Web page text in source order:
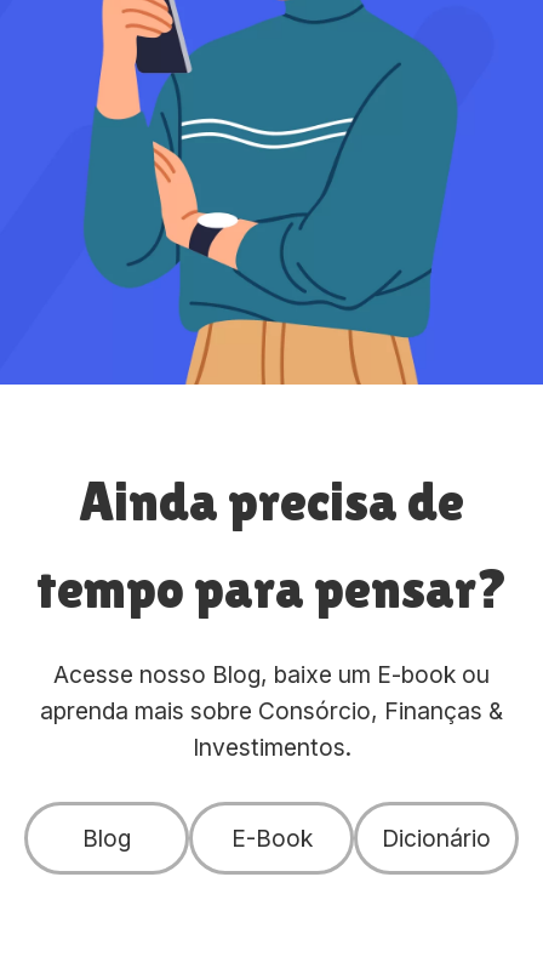
Ainda precisa de
tempo para pensar?
Acesse nosso Blog, baixe um E-book ou
aprenda mais sobre Consórcio, Finanças &
Investimentos.
Blog E-Book Dicionário